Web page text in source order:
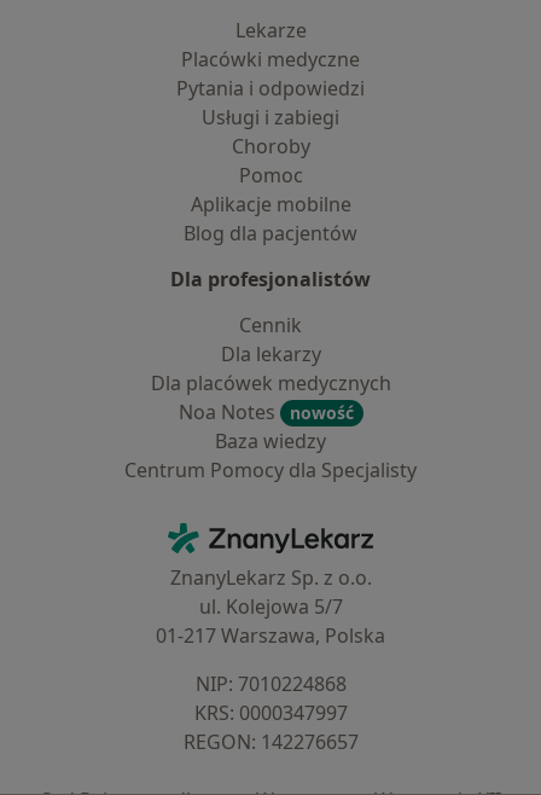
Lekarze
Placówki medyczne
Pytania i odpowiedzi
Usługi i zabiegi
Choroby
Pomoc
Aplikacje mobilne
Blog dla pacjentów
Dla profesjonalistów
Cennik
Dla lekarzy
Dla placówek medycznych
Noa Notes
nowość
Baza wiedzy
Centrum Pomocy dla Specjalisty
ZnanyLekarz - Strona główna
ZnanyLekarz Sp. z o.o.
ul. Kolejowa 5/7
01-217 Warszawa, Polska
NIP: ⁠7010224868
KRS: ⁠0000347997
REGON: ⁠142276657